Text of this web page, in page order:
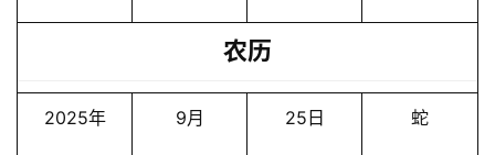
农历
2025年 9月 25日 蛇